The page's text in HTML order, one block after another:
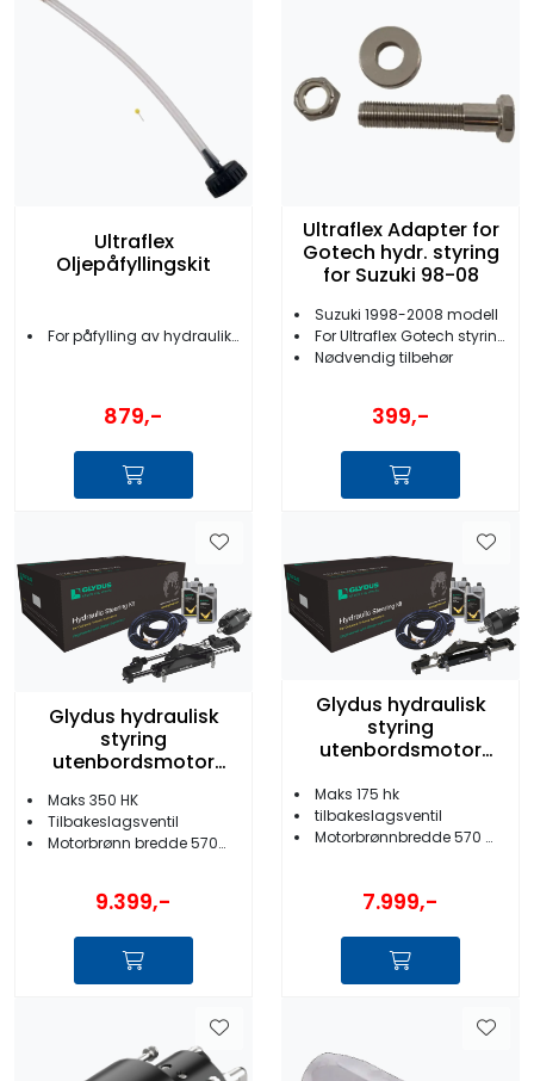
Ultraflex
Oljepåfyllingskit
For påfylling av hydraulikkolje
879,-
Ultraflex Adapter for
Gotech hydr. styring
for Suzuki 98-08
Suzuki 1998-2008 modell
For Ultraflex Gotech styring
Nødvendig tilbehør
399,-
Glydus hydraulisk
styring
utenbordsmotor
Maks 350 HK
Tilbakeslagsventil
Motorbrønn bredde 570mm
9.399,-
Glydus hydraulisk
styring
utenbordsmotor
Maks 175 hk
tilbakeslagsventil
Motorbrønnbredde 570 mm
7.999,-